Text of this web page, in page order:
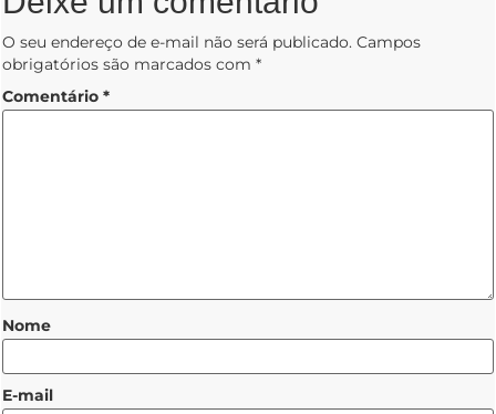
O seu endereço de e-mail não será publicado. Campos
obrigatórios são marcados com *
Comentário *
Nome
E-mail